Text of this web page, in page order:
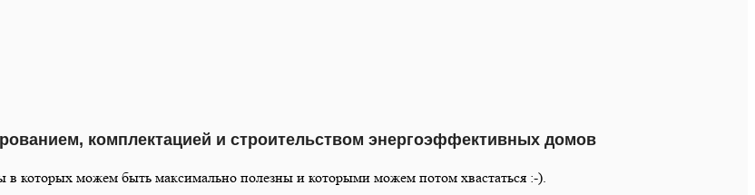
комплектацией и строительством энергоэффективных домов
в которых можем быть максимально полезны и которыми можем потом хвастаться :-).